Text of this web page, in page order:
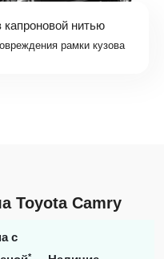
нитью
рамки кузова
Toyota Camry
с
*